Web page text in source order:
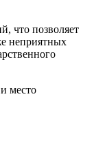
что позволяет
неприятных
место